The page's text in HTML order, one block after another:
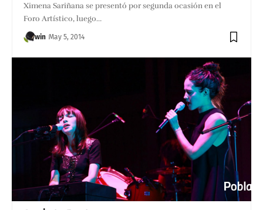
Ximena Sariñana se presentó por segunda ocasión en el
Foro Artístico, luego…
win May 5, 2014